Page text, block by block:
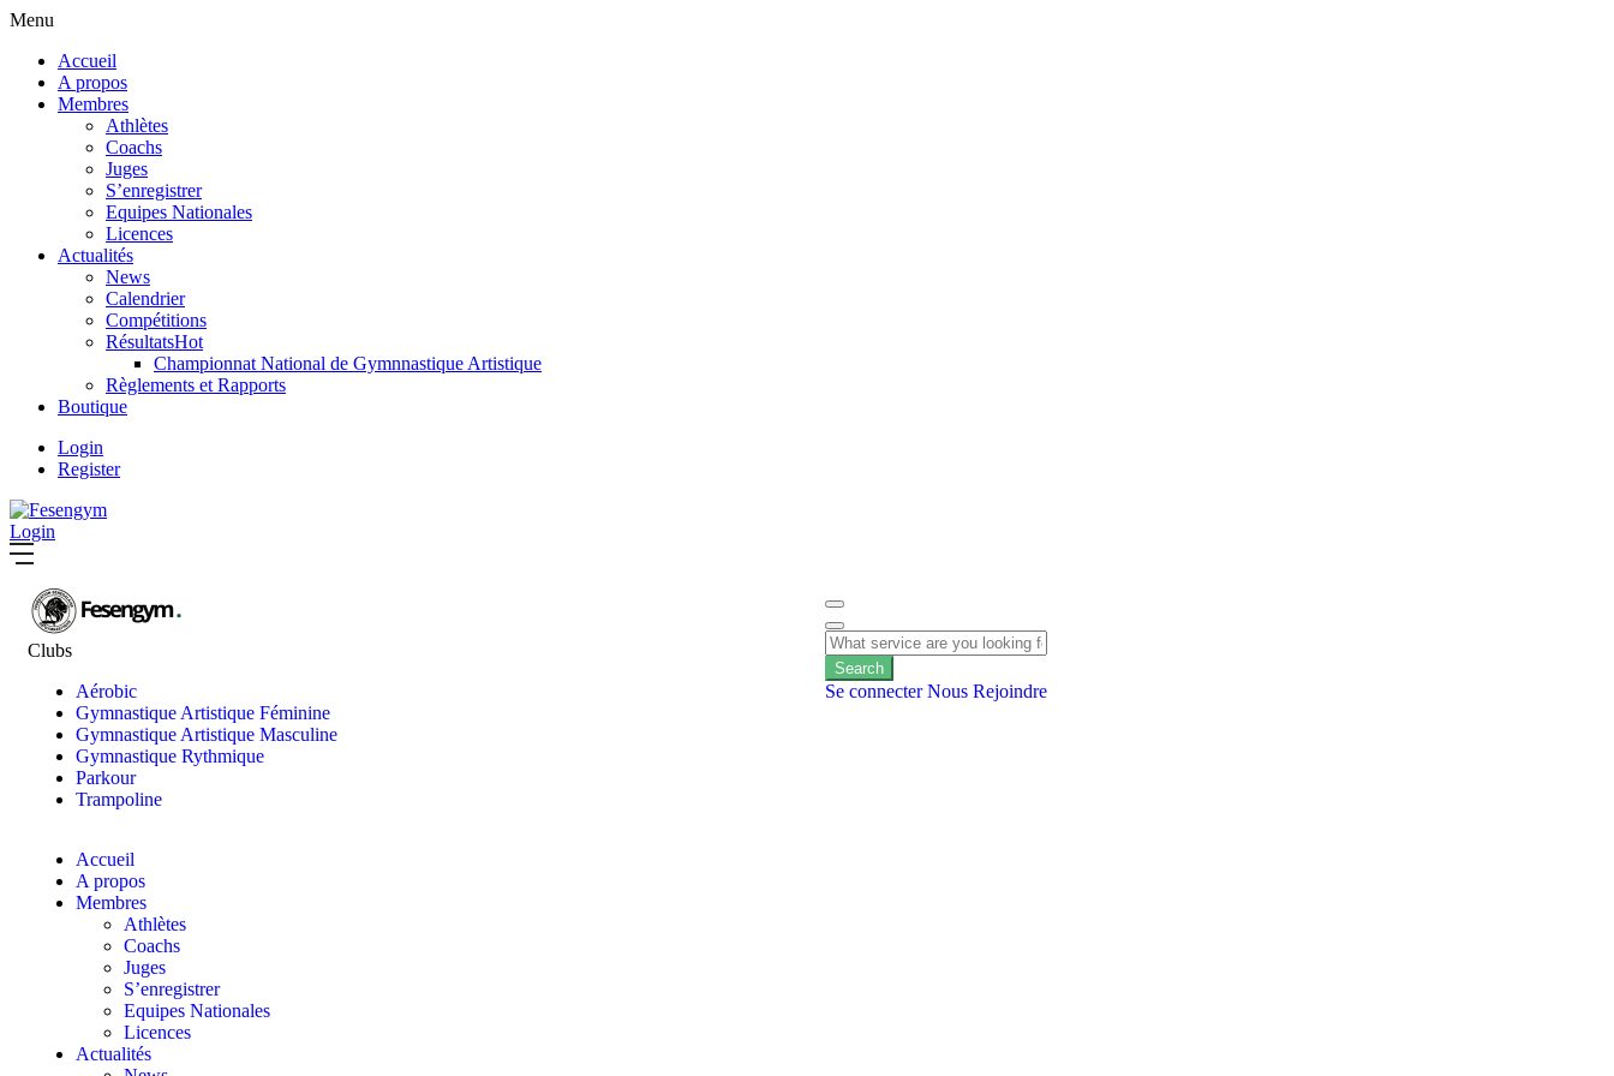
Menu
Accueil
A propos
Membres
Athlètes
Coachs
Juges
S’enregistrer
Equipes Nationales
Licences
Actualités
News
Calendrier
Compétitions
RésultatsHot
Championnat National de Gymnnastique Artistique
Règlements et Rapports
Boutique
Login
Register
Login
Clubs
Aérobic
Gymnastique Artistique Féminine
Gymnastique Artistique Masculine
Gymnastique Rythmique
Parkour
Trampoline
Accueil
A propos
Membres
Athlètes
Coachs
Juges
S’enregistrer
Equipes Nationales
Licences
Actualités
Search
Se connecterNous Rejoindre